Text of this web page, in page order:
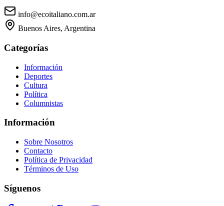
info@ecoitaliano.com.ar
Buenos Aires, Argentina
Categorías
Información
Deportes
Cultura
Política
Columnistas
Información
Sobre Nosotros
Contacto
Política de Privacidad
Términos de Uso
Síguenos